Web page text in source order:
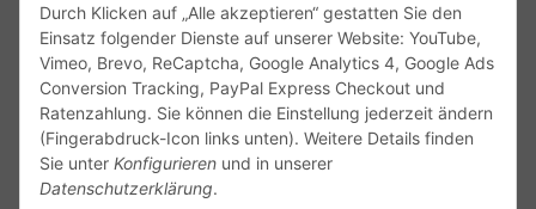
Durch Klicken auf „Alle akzeptieren“ gestatten Sie den
Einsatz folgender Dienste auf unserer Website: YouTube,
Vimeo, Brevo, ReCaptcha, Google Analytics 4, Google Ads
Conversion Tracking, PayPal Express Checkout und
Ratenzahlung. Sie können die Einstellung jederzeit ändern
(Fingerabdruck-Icon links unten). Weitere Details finden
Sie unter Konfigurieren und in unserer
Datenschutzerklärung.
Service
Gesetzliche Informationen
Alle technischen Angaben ohne Gewähr. Irrtümer und fehlerhafte
Angaben vorbehalten. Wenn Sie Datenblätter oder spezielle